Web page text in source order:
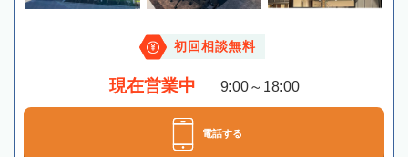
初回相談無料
現在営業中 9:00～18:00
電話する